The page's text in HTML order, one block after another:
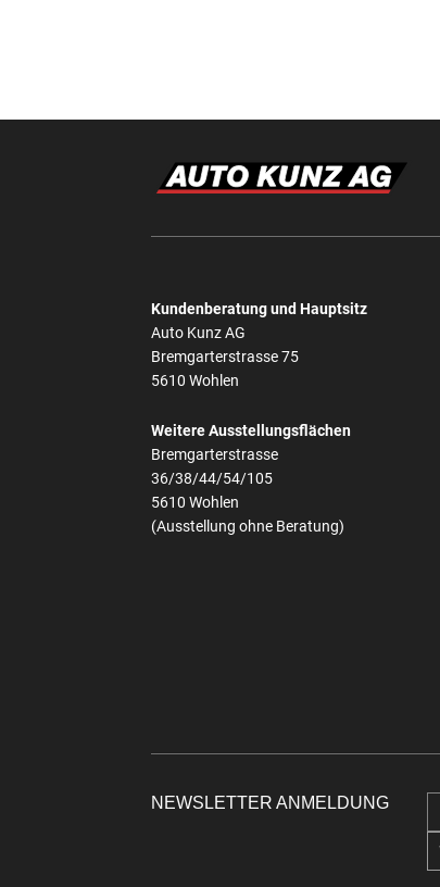
Kundenberatung und Hauptsitz
Auto Kunz AG
Bremgarterstrasse 75
5610 Wohlen
Weitere Ausstellungsflächen
Bremgarterstrasse
36/38/44/54/105
5610 Wohlen
(Ausstellung ohne Beratung)
NEWSLETTER ANMELDUNG